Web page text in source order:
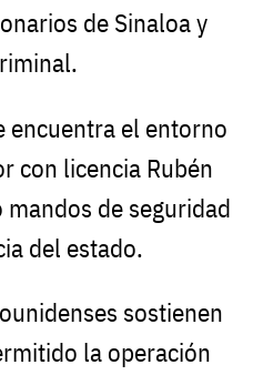
de Sinaloa y
encuentra el entorno
con licencia Rubén
mandos de seguridad
del estado.
sostienen
la operación